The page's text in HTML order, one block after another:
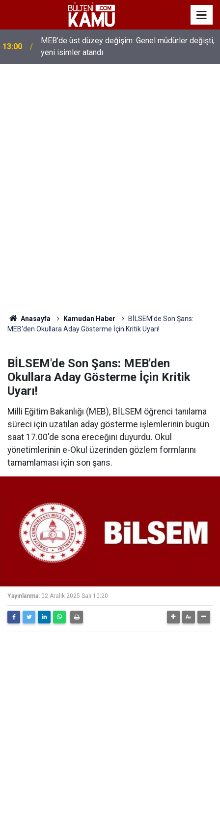
13:00
MEB’de üst düzey değişim: Genel müdürler değişti,
yeni isimler atandı
Anasayfa Kamudan Haber
BİLSEM'de Son Şans:
MEB'den Okullara Aday Gösterme İçin Kritik Uyarı!
BİLSEM'de Son Şans: MEB'den
Okullara Aday Gösterme İçin Kritik
Uyarı!
Milli Eğitim Bakanlığı (MEB), BİLSEM öğrenci tanılama
süreci için uzatılan aday gösterme işlemlerinin bugün
saat 17.00'de sona ereceğini duyurdu. Okul
yönetimlerinin e-Okul üzerinden gözlem formlarını
tamamlaması için son şans.
Yayınlanma: 02 Aralık 2025 Salı 10:20